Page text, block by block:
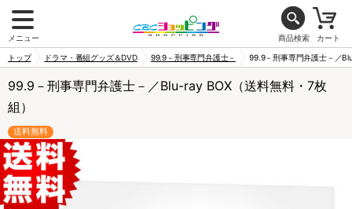
メニュー 商品検索 カート
トップ ドラマ・番組グッズ＆DVD 99.9－刑事専門弁護士－ 99.9－刑事専門弁護士－／
99.9－刑事専門弁護士－／Blu-ray BOX（送料無料・7枚
組）
送料無料